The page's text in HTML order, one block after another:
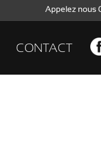
Appelez nous
CONTACT